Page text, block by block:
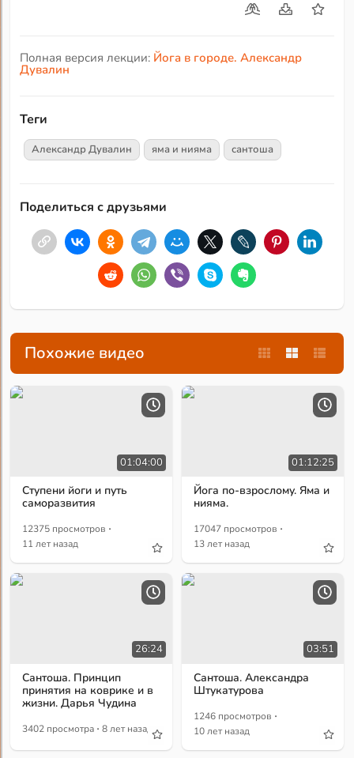
Полная версия лекции: Йога в городе. Александр
Дувалин
Теги
Александр Дувалин яма и нияма сантоша
Поделиться с друзьями
Похожие видео
01:04:00
Ступени йоги и путь
саморазвития
12375 просмотров ·
11 лет назад
01:12:25
Йога по-взрослому. Яма и
нияма.
17047 просмотров ·
13 лет назад
26:24
Сантоша. Принцип
принятия на коврике и в
жизни. Дарья Чудина
3402 просмотра · 8 лет назад
03:51
Сантоша. Александра
Штукатурова
1246 просмотров ·
10 лет назад